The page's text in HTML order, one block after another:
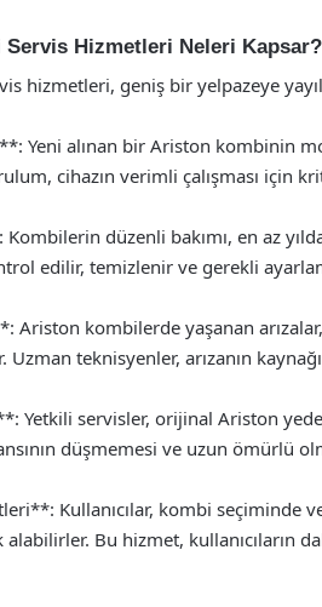
Hizmetleri Neleri Kapsar?
hizmetleri, geniş bir yelpazeye
Yeni alınan bir Ariston kombinin
cihazın verimli çalışması için
düzenli bakımı, en az yılda
edilir, temizlenir ve gerekli
Ariston kombilerde yaşanan
teknisyenler, arızanın
Yetkili servisler, orijinal Ariston
düşmemesi ve uzun ömürlü
Kullanıcılar, kombi seçiminde
alabilirler. Bu hizmet, kullanıcıların